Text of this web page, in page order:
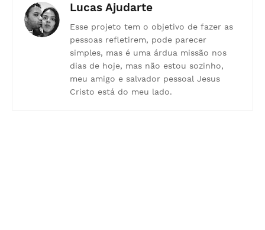
Lucas Ajudarte
Esse projeto tem o objetivo de fazer as
pessoas refletirem, pode parecer
simples, mas é uma árdua missão nos
dias de hoje, mas não estou sozinho,
meu amigo e salvador pessoal Jesus
Cristo está do meu lado.